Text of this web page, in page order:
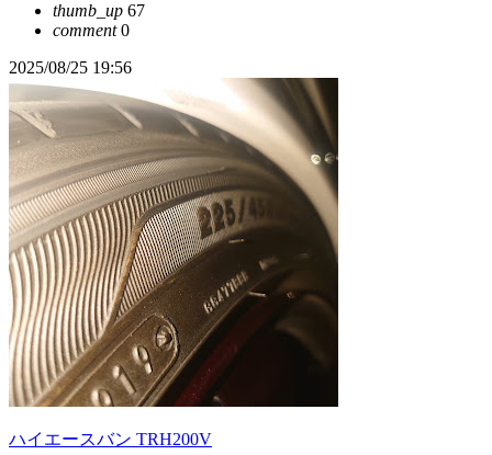
thumb_up 67
comment0
2025/08/25 19:56
ハイエースバン TRH200V